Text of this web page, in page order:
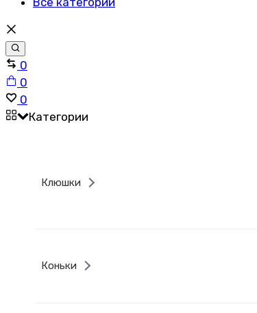
Сравнить
0
Корзина
0
Список
желаний
0
Категории
Клюшки
Коньки